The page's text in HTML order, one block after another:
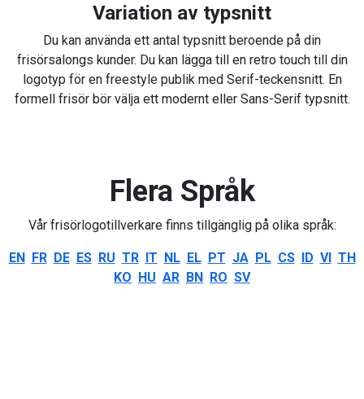
Variation av typsnitt
Du kan använda ett antal typsnitt beroende på din
frisörsalongs kunder. Du kan lägga till en retro touch till din
logotyp för en freestyle publik med Serif-teckensnitt. En
formell frisör bör välja ett modernt eller Sans-Serif typsnitt.
Flera Språk
Vår frisörlogotillverkare finns tillgänglig på olika språk:
EN FR DE ES RU TR IT NL EL PT JA PL CS ID VI TH
KO HU AR BN RO SV